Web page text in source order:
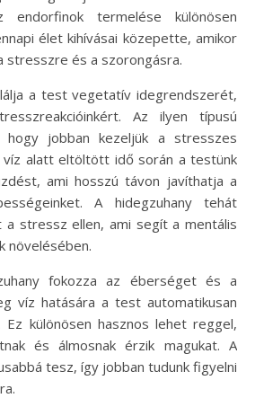
endorfinok termelése különösen
élet kihívásai közepette, amikor
stresszre és a szorongásra.
a test vegetatív idegrendszerét,
Az ilyen típusú
hogy jobban kezeljük a stresszes
víz alatt eltöltött idő során a testünk
ami hosszú távon javíthatja a
A hidegzuhany tehát
stressz ellen, ami segít a mentális
növelésében.
fokozza az éberséget és a
víz hatására a test automatikusan
Ez különösen hasznos lehet reggel,
és álmosnak érzik magukat. A
tesz, így jobban tudunk figyelni